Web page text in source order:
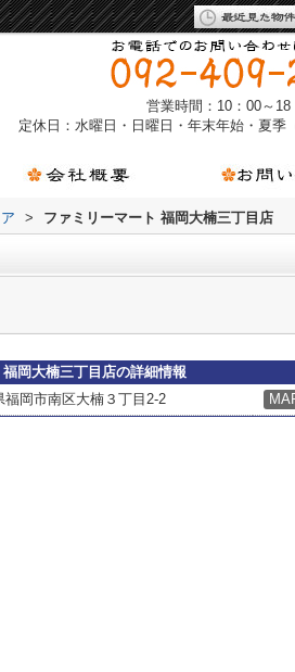
営業時間：10：00～
定休日：水曜日・日曜日・年末年始・夏季
> ファミリーマート 福岡大楠三丁目店
岡大楠三丁目店の詳細情報
福岡市南区大楠３丁目2-2